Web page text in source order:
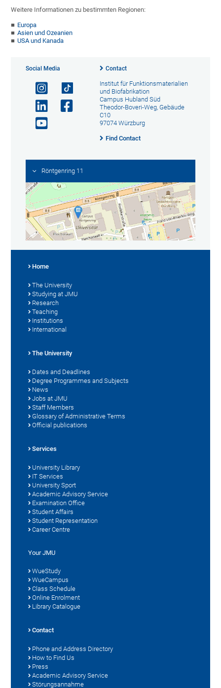
Weitere Informationen zu bestimmten Regionen:
Europa
Asien und Ozeanien
USA und Kanada
Social Media Contact
Institut für Funktionsmaterialien
und Biofabrikation
Campus Hubland Süd
Theodor-Boveri-Weg, Gebäude
C10
97074 Würzburg
Find Contact
Röntgenring 11
Home
The University
Studying at JMU
Research
Teaching
Institutions
International
The University
Dates and Deadlines
Degree Programmes and Subjects
News
Jobs at JMU
Staff Members
Glossary of Administrative Terms
Official publications
Services
University Library
IT Services
University Sport
Academic Advisory Service
Examination Office
Student Affairs
Student Representation
Career Centre
Your JMU
WueStudy
WueCampus
Class Schedule
Online Enrolment
Library Catalogue
Contact
Phone and Address Directory
How to Find Us
Press
Academic Advisory Service
Störungsannahme